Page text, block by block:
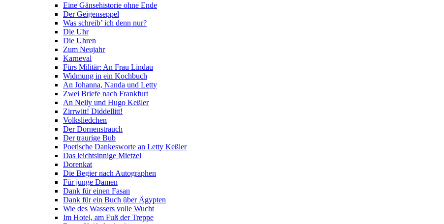
Eine Gänsehistorie ohne Ende
Der Geigenseppel
Was schreib’ ich denn nur?
Die Uhr
Die Uhren
Zum Neujahr
Karneval
Fürs Militär: An Frau Lindau
Widmung in ein Kochbuch
An Johanna, Nanda und Letty
Zwei Briefe nach Frankfurt
An Nelly und Hugo Keßler
Zirrwitt! Diddellitt!
Volksliedchen
Der Dornenstrauch
Der traurige Bub
Poetische Dankesworte an Letty Keßler
Das leichtsinnige Mietzel
Dorenkat
Die Begier nach Autographen
Für junge Damen
Dank für einen Fasan
Dank für ein Buch über Ägypten
Wie des Wassers volle Wucht
Im Hotel, am Fuß der Treppe